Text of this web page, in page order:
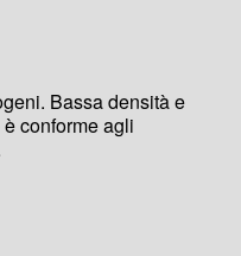
Bassa densità e
conforme agli